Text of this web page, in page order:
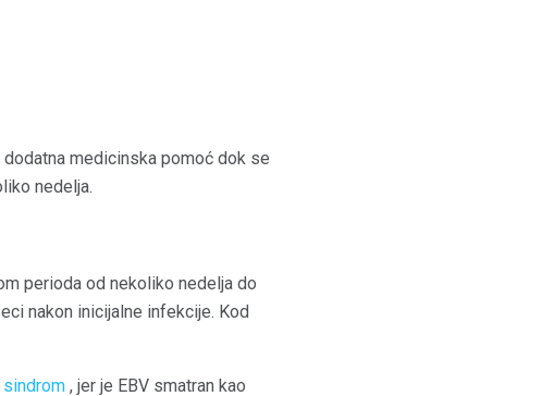
medicinska pomoć dok se
nedelja.
perioda od nekoliko nedelja do
nakon inicijalne infekcije. Kod
sindrom , jer je EBV smatran kao